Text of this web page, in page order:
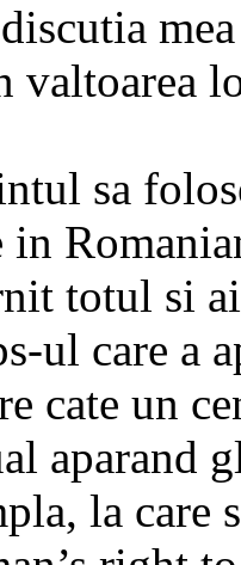
valtoarea
sa
in
totul si
ul care a
cate un
aparand
la care